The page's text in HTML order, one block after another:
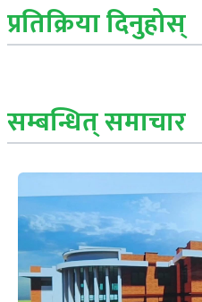
प्रतिक्रिया दिनुहोस्
सम्बन्धित् समाचार